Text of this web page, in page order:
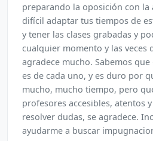
preparando la oposición con la
difícil adaptar tus tiempos de
y tener las clases grabadas y
cualquier momento y las veces
agradece mucho. Sabemos
es de cada uno, y es duro por
mucho, mucho tiempo, pero
profesores accesibles, atentos
resolver dudas, se agradece.
ayudarme a buscar